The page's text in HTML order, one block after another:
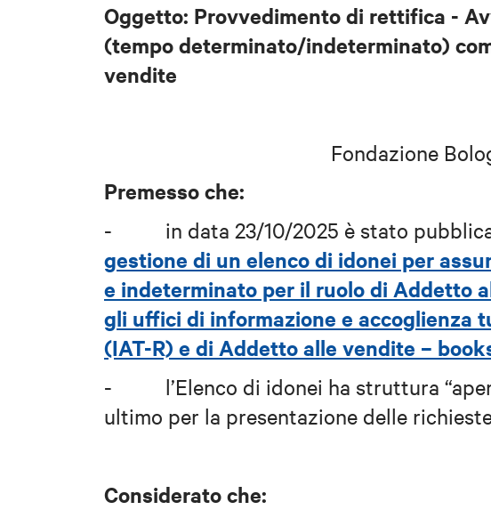
Oggetto: Provvedimento di rettifica -
(tempo determinato/indeterminato)
vendite
Fondazione
Premesso che:
- in data 23/10/2025 è stato
gestione di un elenco di idonei per
e indeterminato per il ruolo di Addetto
gli uffici di informazione e accoglienza
(IAT-R) e di Addetto alle vendite –
-
l’Elenco di idonei ha struttura
ultimo per la presentazione delle
Considerato che: